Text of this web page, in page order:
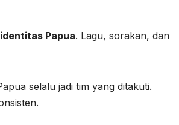
Papua. Lagu, sorakan, dan
selalu jadi tim yang ditakuti.